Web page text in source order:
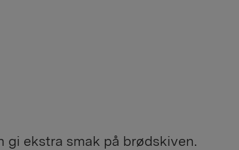
gi ekstra smak på brødskiven.